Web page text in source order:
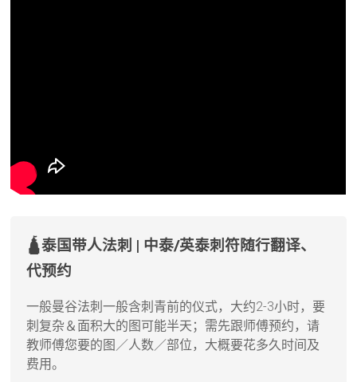
🛕泰国带人法刺 | 中泰/英泰刺符随行翻译、
代预约
一般曼谷法刺一般含刺青前的仪式，大约2-3小时，要
刺复杂＆面积大的图可能半天；需先跟师傅预约，请
教师傅您要的图／人数／部位，大概要花多久时间及
费用。